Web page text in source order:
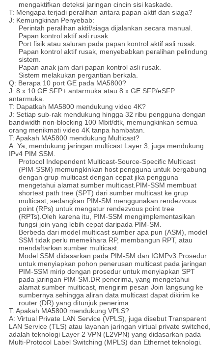
mengaktifkan deteksi jaringan cincin sisi kaskade.
T: Mengapa terjadi peralihan antara papan aktif dan siaga?
J: Kemungkinan Penyebab:
Perintah peralihan aktif/siaga dijalankan secara manual.
Papan kontrol aktif asli rusak.
Port fisik atau saluran pada papan kontrol aktif asli rusak.
Papan kontrol aktif rusak, menyebabkan peralihan pelindung
sistem.
Papan anak jam dari papan kontrol asli rusak.
Sistem melakukan pergantian berkala.
Q: Berapa 10 port GE pada MA5800?
J: 8 x 10 GE SFP+ antarmuka atau 8 x GE SFP/eSFP
antarmuka.
T: Dapatkah MA5800 mendukung video 4K?
J: Setiap sub-rak mendukung hingga 32 ribu pengguna dengan
bandwidth non-blocking 100 Mbit/dtk, memungkinkan semua
orang menikmati video 4K tanpa hambatan.
T: Apakah MA5800 mendukung Multicast?
A: Ya, mendukung jaringan multicast Layer 3, juga mendukung
IPv4 PIM SSM.
Protocol Independent Multicast-Source-Specific Multicast
(PIM-SSM) memungkinkan host pengguna untuk bergabung
dengan grup multicast dengan cepat jika pengguna
mengetahui alamat sumber multicast.PIM-SSM membuat
shortest path tree (SPT) dari sumber multicast ke grup
multicast, sedangkan PIM-SM menggunakan rendezvous
point (RPs) untuk mengatur rendezvous point tree
(RPTs).Oleh karena itu, PIM-SSM mengimplementasikan
fungsi join yang lebih cepat daripada PIM-SM.
Berbeda dari model multicast sumber apa pun (ASM), model
SSM tidak perlu memelihara RP, membangun RPT, atau
mendaftarkan sumber multicast.
Model SSM didasarkan pada PIM-SM dan IGMPv3.Prosedur
untuk menyiapkan pohon penerusan multicast pada jaringan
PIM-SSM mirip dengan prosedur untuk menyiapkan SPT
pada jaringan PIM-SM.DR penerima, yang mengetahui
alamat sumber multicast, mengirim pesan Join langsung ke
sumbernya sehingga aliran data multicast dapat dikirim ke
router (DR) yang ditunjuk penerima.
T: Apakah MA5800 mendukung VPLS?
A: Virtual Private LAN Service (VPLS), juga disebut Transparent
LAN Service (TLS) atau layanan jaringan virtual private switched,
adalah teknologi Layer 2 VPN (L2VPN) yang didasarkan pada
Multi-Protocol Label Switching (MPLS) dan Ethernet teknologi.